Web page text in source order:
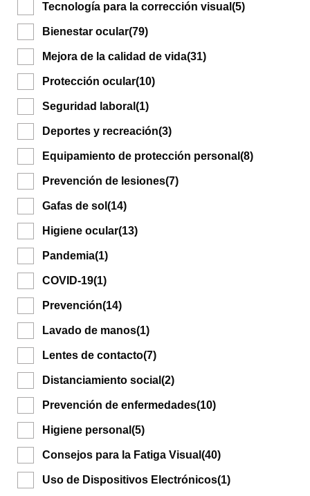
Tecnología para la corrección visual (5)
Bienestar ocular(79)
Mejora de la calidad de vida(31)
Protección ocular(10)
Seguridad laboral (1)
Deportes y recreación(3)
Equipamiento de protección personal (8)
Prevención de lesiones(7)
Gafas de sol (14)
Higiene ocular(13)
Pandemia(1)
COVID-19(1)
Prevención(14)
Lavado de manos(1)
Lentes de contacto(7)
Distanciamiento social (2)
Prevención de enfermedades(10)
Higiene personal (5)
Consejos para la Fatiga Visual (40)
Uso de Dispositivos Electrónicos(1)